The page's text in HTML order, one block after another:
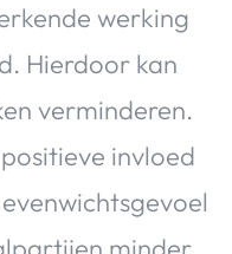
werking
Hierdoor kan
verminderen.
invloed